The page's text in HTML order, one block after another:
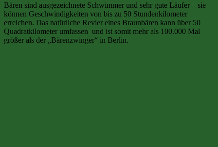
Bären sind ausgezeichnete Schwimmer und sehr gute Läufer – sie
können Geschwindigkeiten von bis zu 50 Stundenkilometer
erreichen. Das natürliche Revier eines Braunbären kann über 50
Quadratkilometer umfassen und ist somit mehr als 100.000 Mal
größer als der „Bärenzwinger“ in Berlin.